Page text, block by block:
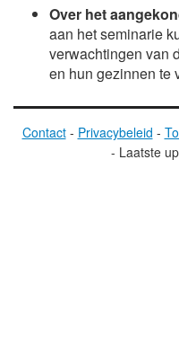
Over het
aan het seminarie
verwachtingen van
en hun gezinnen te
Contact - Privacybeleid -
- Laatste